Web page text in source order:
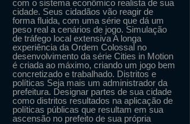
com o sistema econômico realista de sua
cidade. Seus cidadãos vão reagir de
forma fluida, com uma série que dá um
peso real a cenários de jogo. Simulação
de tráfego local extensiva A longa
experiência da Ordem Colossal no
desenvolvimento da série Cities in Motion
é criada ao máximo, criando um jogo bem
concretizado e trabalhado. Distritos e
políticas Seja mais um administrador da
prefeitura. Designar partes de sua cidade
como distritos resultados na aplicação de
políticas públicas que resultam em sua
ascensão no prefeito de sua própria